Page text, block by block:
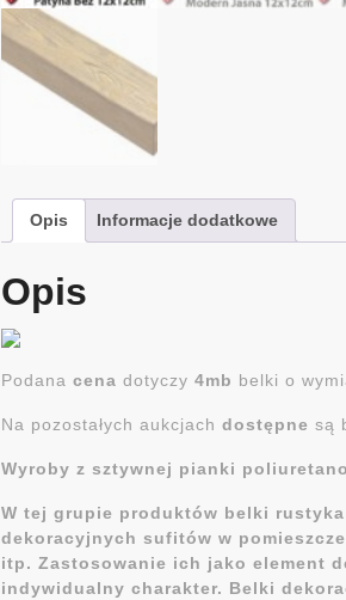
Opis Informacje dodatkowe
Opis
Podana cena dotyczy 4mb belki o
Na pozostałych aukcjach dostępne są
Wyroby z sztywnej pianki
W tej grupie produktów belki
dekoracyjnych sufitów w
itp. Zastosowanie ich jako element
indywidualny charakter. Belki